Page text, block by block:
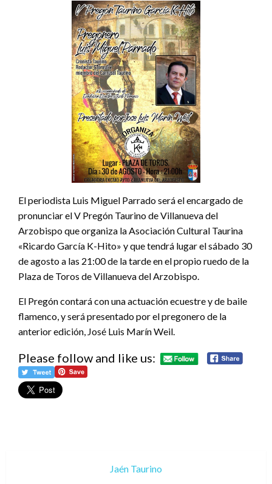
El periodista Luis Miguel Parrado será el encargado de
pronunciar el V Pregón Taurino de Villanueva del
Arzobispo que organiza la Asociación Cultural Taurina
«Ricardo García K-Hito» y que tendrá lugar el sábado 30
de agosto a las 21:00 de la tarde en el propio ruedo de la
Plaza de Toros de Villanueva del Arzobispo.
El Pregón contará con una actuación ecuestre y de baile
flamenco, y será presentado por el pregonero de la
anterior edición, José Luis Marín Weil.
Please follow and like us:
Jaén Taurino